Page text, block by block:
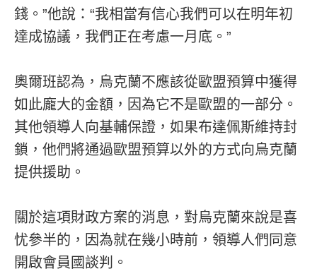
錢。”他說：“我相當有信心我們可以在明年初
達成協議，我們正在考慮一月底。”
奧爾班認為，烏克蘭不應該從歐盟預算中獲得
如此龐大的金額，因為它不是歐盟的一部分。
其他領導人向基輔保證，如果布達佩斯維持封
鎖，他們將通過歐盟預算以外的方式向烏克蘭
提供援助。
關於這項財政方案的消息，對烏克蘭來說是喜
忧參半的，因為就在幾小時前，領導人們同意
開啟會員國談判。